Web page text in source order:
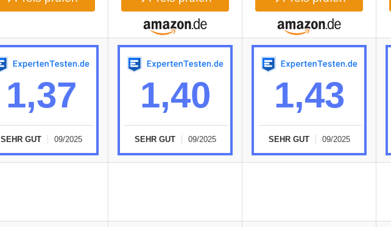
1,37
SEHR GUT 09/2025
1,40
SEHR GUT 09/2025
1,43
SEHR GUT 09/2025